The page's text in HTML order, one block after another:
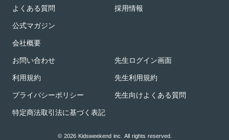
よくある質問
公式マガジン
会社概要
採用情報
お問い合わせ
利用規約
プライバシーポリシー
特定商法取引法に基づく表記
先生ログイン画面
先生利用規約
先生向けよくある質問
© 2026 Kidsweekend inc. All rights reserved.